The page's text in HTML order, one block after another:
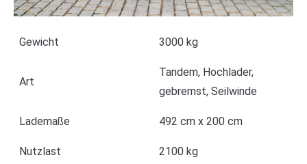
Gewicht 3000 kg
Art
Tandem, Hochlader,
gebremst, Seilwinde
Lademaße 492 cm x 200 cm
Nutzlast 2100 kg